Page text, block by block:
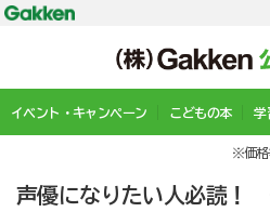
イベント・キャンペーン こどもの本 学
※価格
声優になりたい人必読！